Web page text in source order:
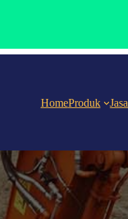
HomeProduk Jasa